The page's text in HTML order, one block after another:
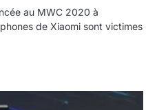
au MWC 2020 à
de Xiaomi sont victimes